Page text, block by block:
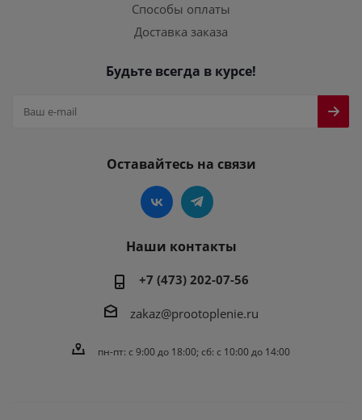
Способы оплаты
Доставка заказа
Будьте всегда в курсе!
Оставайтесь на связи
Наши контакты
+7 (473) 202-07-56
zakaz@prootoplenie.ru
пн-пт: c 9:00 до 18:00; сб: с 10:00 до 14:00